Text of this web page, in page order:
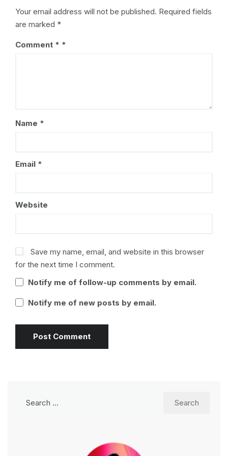
Your email address will not be published. Required fields
are marked *
Comment *
Name *
Email *
Website
Save my name, email, and website in this browser
for the next time I comment.
Notify me of follow-up comments by email.
Notify me of new posts by email.